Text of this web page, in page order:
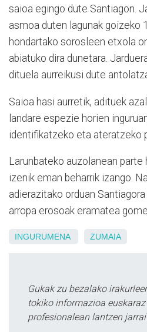
saioa egingo dute Santiagon.
asmoa duten lagunak goizeko
hondartako sorosleen etxola
abiatuko dira dunetara.
dituela aurreikusi dute
Saioa hasi aurretik, adituek
landare espezie horien
identifikatzeko eta ateratzeko
Larunbateko auzolanean
izenik eman beharrik izango.
adierazitako orduan
arropa erosoak eramatea
INGURUMENA ZUMAIA
Gukak zu bezalako
tokiko informazioa
profesionalean lantzen